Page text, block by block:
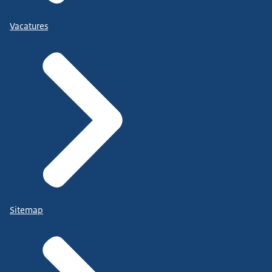
Vacatures
Sitemap